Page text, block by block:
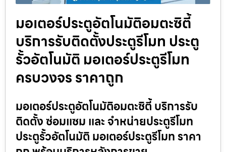
มอเตอร์ประตูอัตโนมัติอมตะซิตี้
บริการรับติดตั้งประตูรีโมท ประตู
รั้วอัตโนมัติ มอเตอร์ประตูรีโมท
ครบวงจร ราคาถูก
มอเตอร์ประตูอัตโนมัติอมตะซิตี้ บริการรับ
ติดตั้ง ซ่อมแซม และ จำหน่ายประตูรีโมท
ประตูรั้วอัตโนมัติ มอเตอร์ประตูรีโมท ราคา